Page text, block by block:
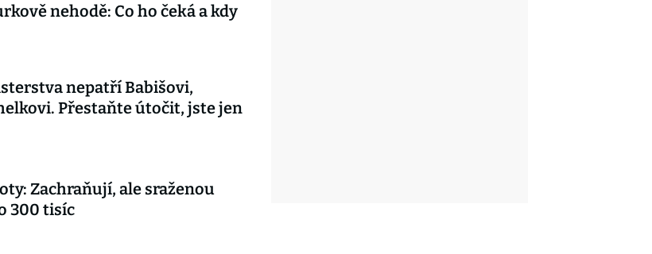
nehodě: Co ho čeká a kdy
nepatří Babišovi,
Přestaňte útočit, jste jen
Zachraňují, ale sraženou
300 tisíc